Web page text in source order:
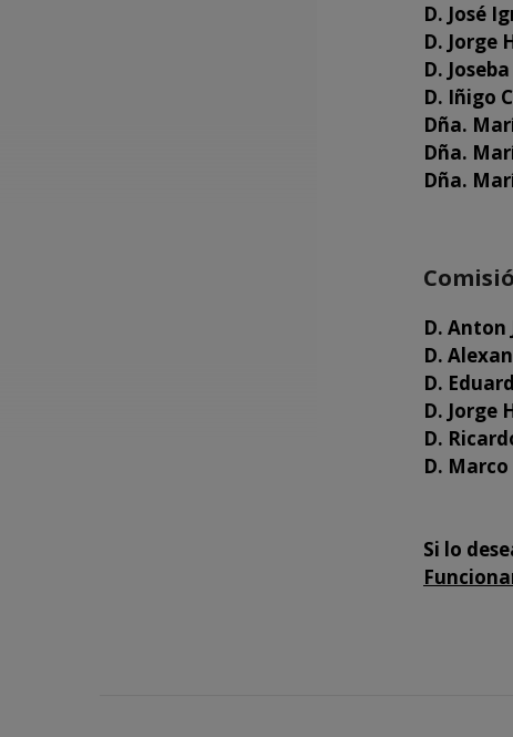
D. José
D. Jorge
D.
D. Iñigo
Dña.
Dña.
Dña.
D. Anton
D.
D.
D. Jorge
D.
D.
Si lo